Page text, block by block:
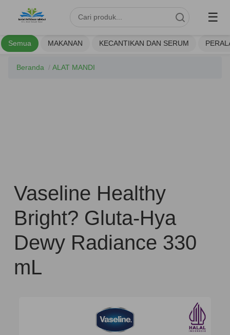
☰
Semua MAKANAN KECANTIKAN DAN SERUM
Beranda / ALAT MANDI
Vaseline Healthy
Bright? Gluta-Hya
Dewy Radiance 330
mL